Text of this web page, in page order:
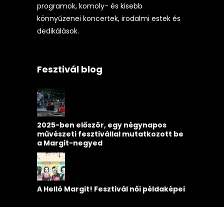
programok, komoly- és kisebb
könnyűzenei koncertek, irodalmi estek és
dedikálások.
Fesztivál blog
2025-ben először, egy négynapos
művészeti fesztivállal mutatkozott be
a Margit-negyed
A Helló Margit! Fesztivál női példaképei